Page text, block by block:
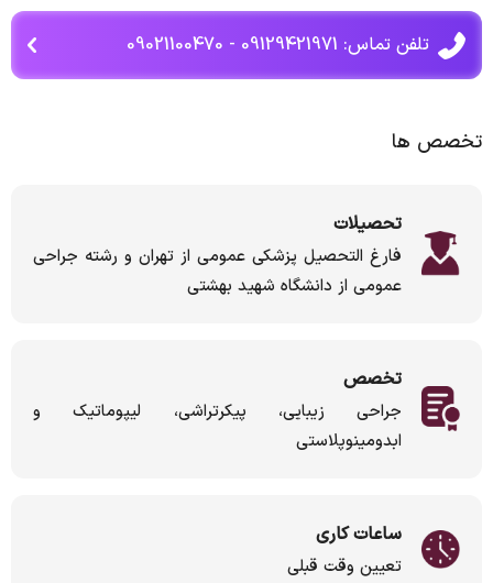
تلفن تماس: 09129421971 - 09021100470
تخصص ها
تحصیلات
فارغ التحصیل پزشکی عمومی از تهران و رشته جراحی
عمومی از دانشگاه شهید بهشتی
تخصص
جراحی زیبایی، پیکرتراشی، لیپوماتیک و
ابدومینوپلاستی
ساعات کاری
تعیین وقت قبلی